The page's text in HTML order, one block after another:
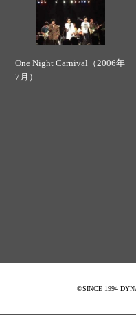
One Night Carnival（2006年
7月）
©SINCE 1994